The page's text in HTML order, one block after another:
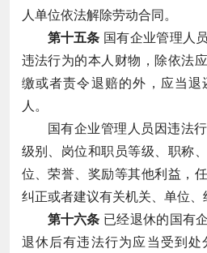
人单位依法解除劳动合同。
第十五条 国有企业管理人
违法行为的本人财物，除依法
缴或者责令退赔的外，应当
人。
国有企业管理人员因违法
级别、岗位和职员等级、职称
位、荣誉、奖励等其他利益，
纠正或者建议有关机关、单位、
第十六条 已经退休的国有
退休后有违法行为应当受到